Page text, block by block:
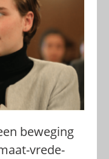
beweging
vrede-